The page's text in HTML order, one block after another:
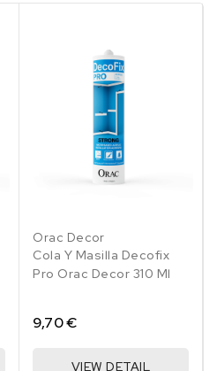
Orac Decor
Cola Y Masilla Decofix
Pro Orac Decor 310 Ml
9,70 €
VIEW DETAIL